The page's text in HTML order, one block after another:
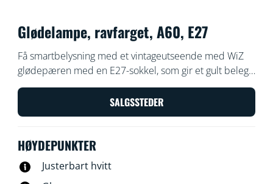
Glødelampe, ravfarget, A60, E27
Få smartbelysning med et vintageutseende med WiZ
glødepæren med en E27-sokkel, som gir et gult belegg
med varmt eller kjølig hvitt lys. Bruk med WiZ-appen
eller stemmen din for å dempe og lyse opp, eller bruk
forhåndsinnstilte lysmodi på Wi-Fi-oppsett.
SALGSSTEDER
HØYDEPUNKTER
Justerbart hvitt